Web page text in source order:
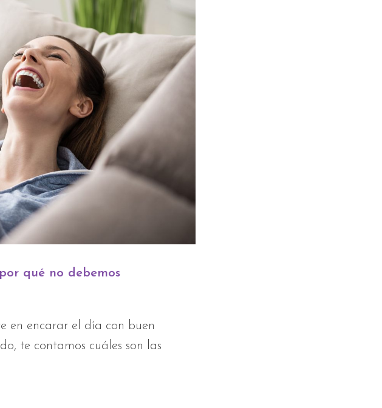
qué no debemos
en encarar el día con buen
te contamos cuáles son las